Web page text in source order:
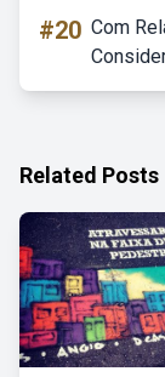
#20 Com
Related Posts